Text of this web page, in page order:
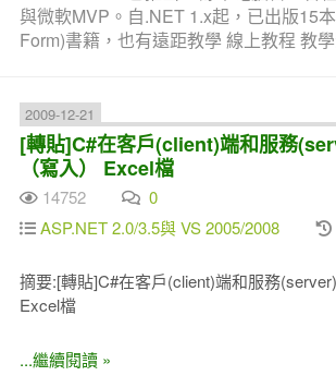
與微軟MVP。自.NET 1.x起，已出版15
Form)書籍，也有遠距教學 線上教程 教
2009-12-21
[轉貼]C#在客戶(client)端和服務
（寫入） Excel檔
14752
0
ASP.NET 2.0/3.5與 VS 2005/2008
摘要:[轉貼]C#在客戶(client)端和服務
Excel檔
...繼續閱讀 »